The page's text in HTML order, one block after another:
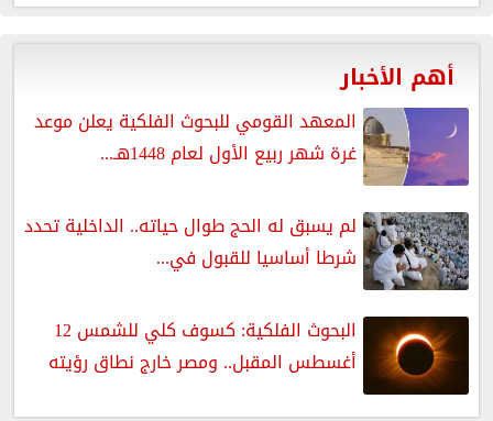
أهم الأخبار
المعهد القومي للبحوث الفلكية يعلن موعد
غرة شهر ربيع الأول لعام 1448هـ...
لم يسبق له الحج طوال حياته.. الداخلية تحدد
شرطا أساسيا للقبول في...
البحوث الفلكية: كسوف كلي للشمس 12
أغسطس المقبل.. ومصر خارج نطاق رؤيته